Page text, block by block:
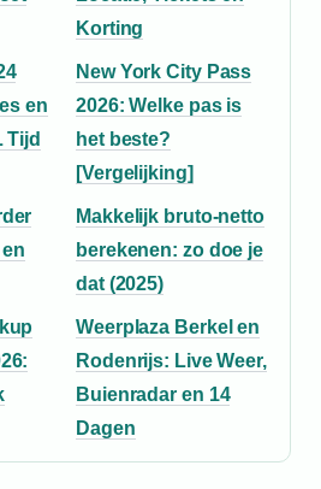
Korting
en
Tijd
New York City Pass
2026: Welke pas is
het beste?
[Vergelijking]
Makkelijk bruto-netto
berekenen: zo doe je
dat (2025)
Weerplaza Berkel en
Rodenrijs: Live Weer,
Buienradar en 14
Dagen